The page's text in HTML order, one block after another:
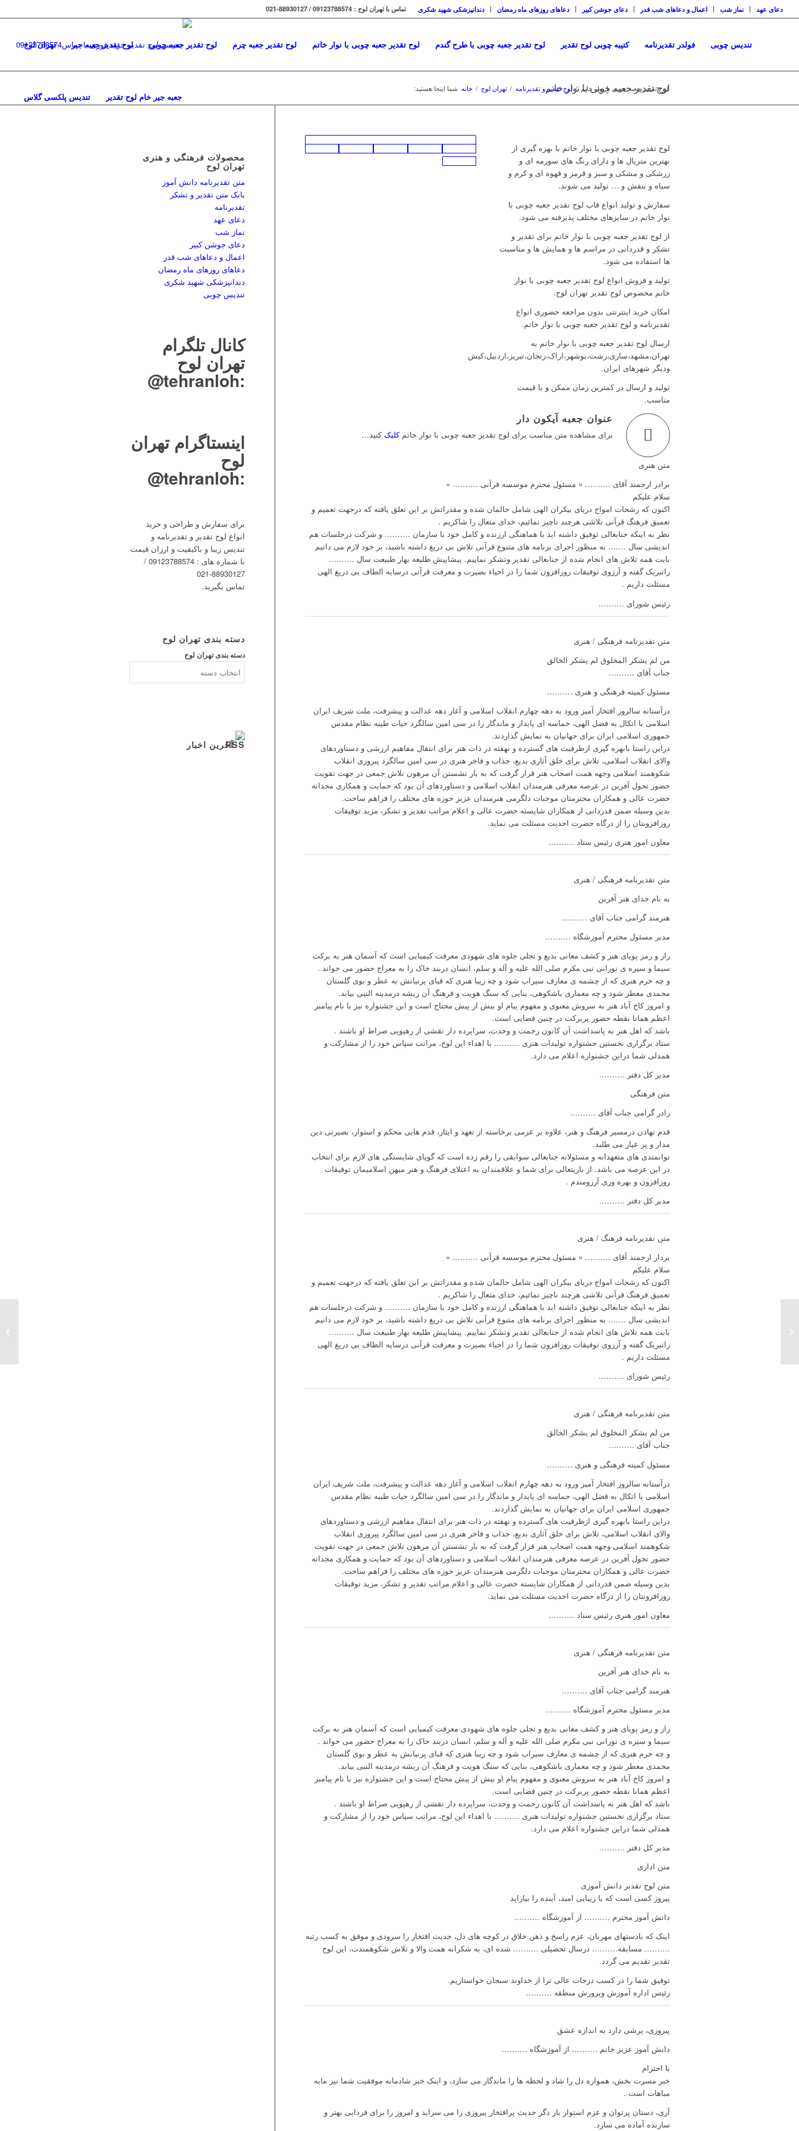
دندانپزشکی شهید شکری دعاهای روزهای ماه رمضان دعای جوشن کبیر اعمال و دعاهای شب قدر نماز شب دعای عهد تماس با تهران لوح : 09123788574 / 88930127-021
تهران لوح لوح تقدیر جعبه جیر لوح تقدیر جعبه چوبی لوح تقدیر جعبه چرم لوح تقدیر جعبه چوبی با نوار خاتم لوح تقدیر جعبه چوبی با طرح گندم کتیبه چوبی لوح تقدیر فولدر تقدیرنامه تندیس چوبی
تندیس پلکسی گلاس جعبه جیر خام لوح تقدیر
لوح تقدیر جعبه چوبی با نوار خاتم شما اینجا هستید: خانه / تهران لوح / لوح تقدیر و تقدیرنامه / لوح تقدیر جعبه چوبی با نوار خاتم
لوح تقدیر جعبه چوبی با نوار خاتم با بهره گیری از
بهترین متریال ها و دارای رنگ های سورمه ای و
زرشکی و مشکی و سبز و قرمز و قهوه ای و کرم و
سیاه و بنفش و … تولید می شوند.
سفارش و تولید انواع قاب لوح تقدیر جعبه چوبی با
نوار خاتم در سایزهای مختلف پذیرفته می شود.
از لوح تقدیر جعبه چوبی با نوار خاتم برای تقدیر و
تشکر و قدردانی در مراسم ها و همایش ها و مناسبت
ها استفاده می شود.
تولید و فروش انواع لوح تقدیر جعبه چوبی با نوار
خاتم مخصوص لوح تقدیر تهران لوح.
امکان خرید اینترنتی بدون مراجعه حضوری انواع
تقدیرنامه و لوح تقدیر جعبه چوبی با نوار خاتم.
ارسال لوح تقدیر جعبه چوبی با نوار خاتم به
تهران،مشهد،ساری،رشت،بوشهر،اراک،زنجان،تبریز،اردبیل،کیش
ودیگر شهرهای ایران.
تولید و ارسال در کمترین زمان ممکن و با قیمت
مناسب.
عنوان جعبه آیکون دار
برای مشاهده متن مناسب برای لوح تقدیر جعبه چوبی با نوار خاتمکلیککنید…
متن هنری
برادر ارجمند آقای ………. « مسئول محترم موسسه قرآنی ………. »
سلام علیکم
اکنون که رشحات امواج دریای بیکران الهی شامل حالمان شده و مقدراتش بر این تعلق یافته که درجهت تعمیم و
تعمیق فرهنگ قرآنی تلاشی هرچند ناچیز نمائیم، خدای متعال را شاکریم .
نظر به اینکه جنابعالی توفیق داشته اید با هماهنگی ارزنده و کامل خود با سازمان ………. و شرکت درجلسات هم
اندیشی سال ……. به منظور اجرای برنامه های متنوع قرآنی تلاش بی دریغ داشته باشید، بر خود لازم می دانیم
بابت همه تلاش های انجام شده از جنابعالی تقدیر وتشکر نماییم. پیشاپیش طلیعه بهار طبیعت سال ……….
راتبریک گفته و آرزوی توفیقات روزافزون شما را در احیاء بصیرت و معرفت قرآنی درسایه الطاف بی دریغ الهی
مسئلت داریم .
رئیس شورای ……….
متن تقدیرنامه فرهنگی / هنری
من لم یشکر المخلوق لم یشکر الخالق
جناب آقای ……….
مسئول کمیته فرهنگی و هنری ……….
درآستانه سالروز افتخار آمیز ورود به دهه چهارم انقلاب اسلامی و آغاز دهه عدالت و پیشرفت، ملت شریف ایران
اسلامی با اتکال به فضل الهی، حماسه ای پایدار و ماندگار را در سی امین سالگرد حیات طیبه نظام مقدس
جمهوری اسلامی ایران برای جهانیان به نمایش گذاردند.
دراین راستا بابهره گیری ازظرفیت های گسترده و نهفته در ذات هنر برای انتقال مفاهیم ارزشی و دستاوردهای
والای انقلاب اسلامی، تلاش برای خلق آثاری بدیع، جذاب و فاخر هنری در سی امین سالگرد پیروزی انقلاب
شکوهمند اسلامی وجهه همت اصحاب هنر قرار گرفت که به بار نشستن آن مرهون تلاش جمعی در جهت تقویت
حضور تحول آفرین در عرصه معرفی هنرمندان انقلاب اسلامی و دستاوردهای آن بود که حمایت و همکاری مجدانه
حضرت عالی و همکاران محترمتان موجبات دلگرمی هنرمندان عزیز حوزه های مختلف را فراهم ساخت.
بدین وسیله ضمن قدردانی از همکاران شایسته حضرت عالی و اعلام مراتب تقدیر و تشکر، مزید توفیقات
روزافزونتان را از درگاه حضرت احدیت مسئلت می نماید.
معاون امور هنری رئیس ستاد ……….
متن تقدیرنامه فرهنگی / هنری
به نام خدای هنر آفرین
هنرمند گرامی جناب آقای ……….
مدیر مسئول محترم آموزشگاه ……….
راز و رمز پویای هنر و کشف معانی بدیع و تجلی جلوه های شهودی معرفت کیمیایی است که آسمان هنر به برکت
سیما و سیره ی نورانی نبی مکرم صلی الله علیه و آله و سلم، انسان دربند خاک را به معراج حضور می خواند .
و چه خرم هنری که از چشمه ی معارف سیراب شود و چه زیبا هنری که قبای پرنیانش به عطر و بوی گلستان
محمدی معطر شود و چه معماری باشکوهی، بنایی که سنگ هویت و فرهنگ آن ریشه درمدینه النبی بیابد.
و امروز کاخ آباد هنر به سروش معنوی و مفهوم پیام او بیش از پیش محتاج است و این جشنواره نیز با نام پیامبر
اعظم همانا نقطه حضور پربرکت در چنین فضایی است.
باشد که اهل هنر به پاسداشت آن کانون رحمت و وحدت، سراپرده دار نقشی از رهپویی صراط او باشند .
ستاد برگزاری نخستین جشنواره تولیدات هنری ………. با اهداء این لوح، مراتب سپاس خود را از مشارکت و
همدلی شما دراین جشنواره اعلام می دارد.
مدیر کل دفتر ……….
متن فرهنگی
رادر گرامی جناب آقای ……….
قدم نهادن درمسیر فرهنگ و هنر، علاوه بر عزمی برخاسته از تعهد و ایثار، قدم هایی محکم و استوار، بصیرتی دین
مدار و پر عیار می طلبد.
توانمندی های متعهدانه و مسئولانه جنابعالی سوابقی را رقم زده است که گویای شایستگی های لازم برای انتخاب
در این عرصه می باشد. از باریتعالی برای شما و علاقمندان به اعتلای فرهنگ و هنر میهن اسلامیمان توفیقات
روزافزون و بهره وری آرزومندم .
مدیر کل دفتر ……….
متن تقدیرنامه فرهنگ / هنری
بردار ارجمند آقای ………. « مسئول محترم موسسه قرآنی ………. »
سلام علیکم
اکنون که رشحات امواج دریای بیکران الهی شامل حالمان شده و مقدراتش بر این تعلق یافته که درجهت تعمیم و
تعمیق فرهنگ قرآنی تلاشی هرچند ناچیز نمائیم، خدای متعال را شاکریم .
نظر به اینکه جنابعالی توفیق داشته اید با هماهنگی ارزنده و کامل خود با سازمان ………. و شرکت درجلسات هم
اندیشی سال ……. به منظور اجرای برنامه های متنوع قرآنی تلاش بی دریغ داشته باشید، بر خود لازم می دانیم
بابت همه تلاش های انجام شده از جنابعالی تقدیر وتشکر نماییم. پیشاپیش طلیعه بهار طبیعت سال ……….
راتبریک گفته و آرزوی توفیقات روزافزون شما را در احیاء بصیرت و معرفت قرآنی درسایه الطاف بی دریغ الهی
مسئلت داریم .
رئیس شورای ……….
متن تقدیرنامه فرهنگی / هنری
من لم یشکر المخلوق لم یشکر الخالق
جناب آقای ……….
مسئول کمیته فرهنگی و هنری ……….
درآستانه سالروز افتخار آمیز ورود به دهه چهارم انقلاب اسلامی و آغاز دهه عدالت و پیشرفت، ملت شریف ایران
اسلامی با اتکال به فضل الهی، حماسه ای پایدار و ماندگار را در سی امین سالگرد حیات طیبه نظام مقدس
جمهوری اسلامی ایران برای جهانیان به نمایش گذاردند.
دراین راستا بابهره گیری ازظرفیت های گسترده و نهفته در ذات هنر برای انتقال مفاهیم ارزشی و دستاوردهای
والای انقلاب اسلامی، تلاش برای خلق آثاری بدیع، جذاب و فاخر هنری در سی امین سالگرد پیروزی انقلاب
شکوهمند اسلامی وجهه همت اصحاب هنر قرار گرفت که به بار نشستن آن مرهون تلاش جمعی در جهت تقویت
حضور تحول آفرین در عرصه معرفی هنرمندان انقلاب اسلامی و دستاوردهای آن بود که حمایت و همکاری مجدانه
حضرت عالی و همکاران محترمتان موجبات دلگرمی هنرمندان عزیز حوزه های مختلف را فراهم ساخت.
بدین وسیله ضمن قدردانی از همکاران شایسته حضرت عالی و اعلام مراتب تقدیر و تشکر، مزید توفیقات
روزافزونتان را از درگاه حضرت احدیت مسئلت می نماید.
معاون امور هنری رئیس ستاد ……….
متن تقدیرنامه فرهنگی / هنری
به نام خدای هنر آفرین
هنرمند گرامی جناب آقای ……….
مدیر مسئول محترم آموزشگاه ……….
راز و رمز پویای هنر و کشف معانی بدیع و تجلی جلوه های شهودی معرفت کیمیایی است که آسمان هنر به برکت
سیما و سیره ی نورانی نبی مکرم صلی الله علیه و آله و سلم، انسان دربند خاک را به معراج حضور می خواند .
و چه خرم هنری که از چشمه ی معارف سیراب شود و چه زیبا هنری که قبای پرنیانش به عطر و بوی گلستان
محمدی معطر شود و چه معماری باشکوهی، بنایی که سنگ هویت و فرهنگ آن ریشه درمدینه النبی بیابد.
و امروز کاخ آباد هنر به سروش معنوی و مفهوم پیام او بیش از پیش محتاج است و این جشنواره نیز با نام پیامبر
اعظم همانا نقطه حضور پربرکت در چنین فضایی است.
باشد که اهل هنر به پاسداشت آن کانون رحمت و وحدت، سراپرده دار نقشی از رهپویی صراط او باشند .
ستاد برگزاری نخستین جشنواره تولیدات هنری ………. با اهداء این لوح، مراتب سپاس خود را از مشارکت و
همدلی شما دراین جشنواره اعلام می دارد.
مدیر کل دفتر ……….
متن اداری
متن لوح تقدیر دانش آموزی
پیروز کسی است که با زیبایی امید، آینده را بیاراید
دانش آموز محترم ………. از آموزشگاه ……….
اینک که بادستهای مهربان، عزم راسخ و ذهن خلاق در کوچه های دل، حدیث افتخار را سرودی و موفق به کسب رتبه
………. مسابقه………. درسال تحصیلی ………. شده ای، به شکرانه همت والا و تلاش شکوهمندت، این لوح
تقدیر تقدیم می گردد.
توفیق شما را در کسب درجات عالی ترا از خداوند سبحان خواستاریم.
رئیس اداره آموزش وپرورش منطقه ……….
پیروزی، پرشی دارد به اندازه عشق
دانش آموز عزیز خانم ………. از آموزشگاه ……….
با احترام
خبر مسرت بخش، همواره دل را شاد و لحظه ها را ماندگار می سازد، و اینک خبر شادمانه موفقیت شما نیز مایه
مباهات است .
آری، دستان پرتوان و عزم استوار بار دگر حدیث پرافتخار پیروزی را می سراید و امروز را برای فردایی بهتر و
سازنده آماده می سازد.
محصولات فرهنگی و هنری
تهران لوح
متن تقدیرنامه دانش آموز
بانک متن تقدیر و تشکر
تقدیرنامه
دعای عهد
نماز شب
دعای جوشن کبیر
اعمال و دعاهای شب قدر
دعاهای روزهای ماه رمضان
دندانپزشکی شهید شکری
تندیس چوبی
کانال تلگرام
تهران لوح
:
tehranloh@
اینستاگرام تهران
لوح
:
tehranloh@
برای سفارش و طراحی و خرید
انواع لوح تقدیر و تقدیرنامه و
تندیس زیبا و باکیفیت و ارزان قیمت
با شماره های : 09123788574 /
88930127-021
تماس بگیرید.
دسته بندی تهران لوح
دسته بندی تهران لوح
آخرین اخبار
لوح
لوح تقدیر جعبه چوبی با